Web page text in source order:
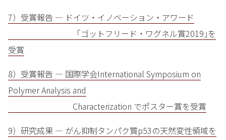
7）受賞報告 — ドイツ・イノベーション・アワード
「ゴットフリード・ワグネル賞2019｣を
受賞
8）受賞報告 — 国際学会International Symposium on
Polymer Analysis and
Characterization でポスター賞を受賞
9）研究成果 — がん抑制タンパク質p53の天然変性領域を